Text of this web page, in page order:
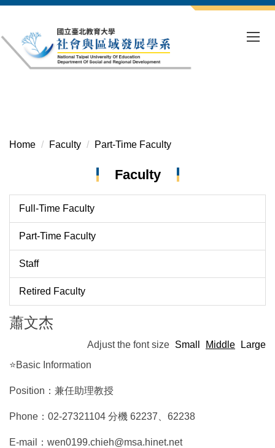
the
main
content
Home Faculty Part-Time Faculty
Faculty
Full-Time Faculty
Part-Time Faculty
Staff
Retired Faculty
蕭文杰
Adjust the font size Small Middle
Large
⭐Basic Information
Position：兼任助理教授
Phone：02-27321104 分機 62237、62238
E-mail：wen0199.chieh@msa.hinet.net